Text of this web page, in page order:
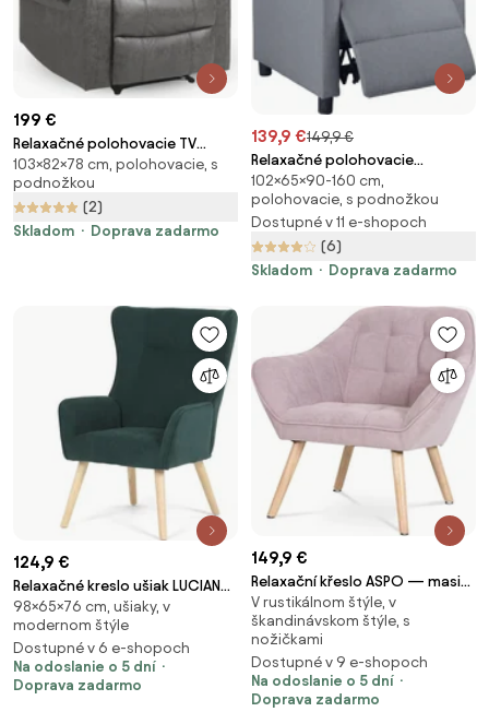
199 €
Relaxačné polohovacie TV
kreslo HAVEN — látka, sivá,
nosnosť 130 kg
103×82×78 cm, polohovacie, s
podnožkou
(2)
Skladom
Doprava zadarmo
139,9 €149,9 €
Relaxačné polohovacie
TV kreslo CALMO — látka, sivá
102×65×90-160 cm,
polohovacie, s podnožkou
Dostupné v 11 e-shopoch
(6)
Skladom
Doprava zadarmo
124,9 €
Relaxačné kreslo ušiak LUCIAN
— masív, menčester, prírodná /
zelená
98×65×76 cm, ušiaky, v
modernom štýle
Dostupné v 6 e-shopoch
Na odoslanie o 5 dní
Doprava zadarmo
149,9 €
Relaxační křeslo ASPO — masiv,
látka, růžová
V rustikálnom štýle, v
škandinávskom štýle, s
nožičkami
Dostupné v 9 e-shopoch
Na odoslanie o 5 dní
Doprava zadarmo